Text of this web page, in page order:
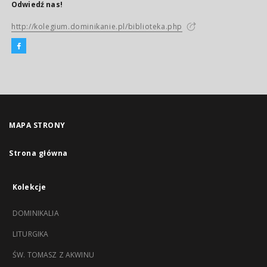
Odwiedź nas!
http://kolegium.dominikanie.pl/biblioteka.php
MAPA STRONY
Strona główna
Kolekcje
DOMINIKALIA
LITURGIKA
ŚW. TOMASZ Z AKWINU